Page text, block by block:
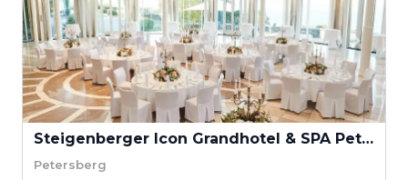
Steigenberger Icon Grandhotel & SPA Petersberg
Petersberg